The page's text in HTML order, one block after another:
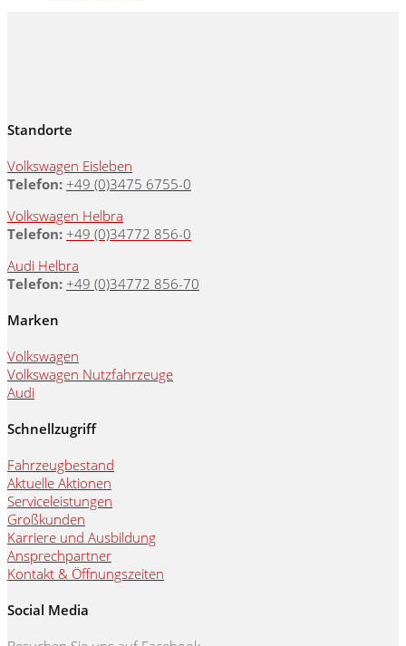
Standorte
Volkswagen Eisleben
Telefon: +49 (0)3475 6755-0
Volkswagen Helbra
Telefon: +49 (0)34772 856-0
Audi Helbra
Telefon: +49 (0)34772 856-70
Marken
Volkswagen
Volkswagen Nutzfahrzeuge
Audi
Schnellzugriff
Fahrzeugbestand
Aktuelle Aktionen
Serviceleistungen
Großkunden
Karriere und Ausbildung
Ansprechpartner
Kontakt & Öffnungszeiten
Social Media